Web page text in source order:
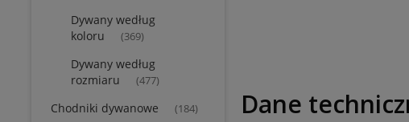
Dywany według
koloru
(369)
Dywany według
rozmiaru
(477)
Chodniki dywanowe (184) Dane